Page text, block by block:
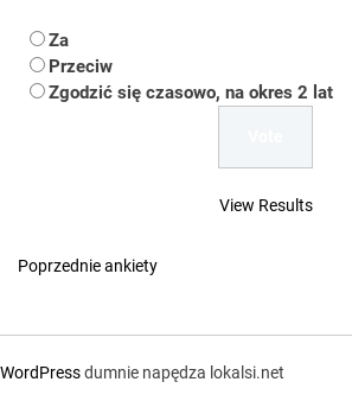
Za
Przeciw
Zgodzić się czasowo, na okres 2 lat
View Results
Poprzednie ankiety
WordPressdumnie napędza lokalsi.net